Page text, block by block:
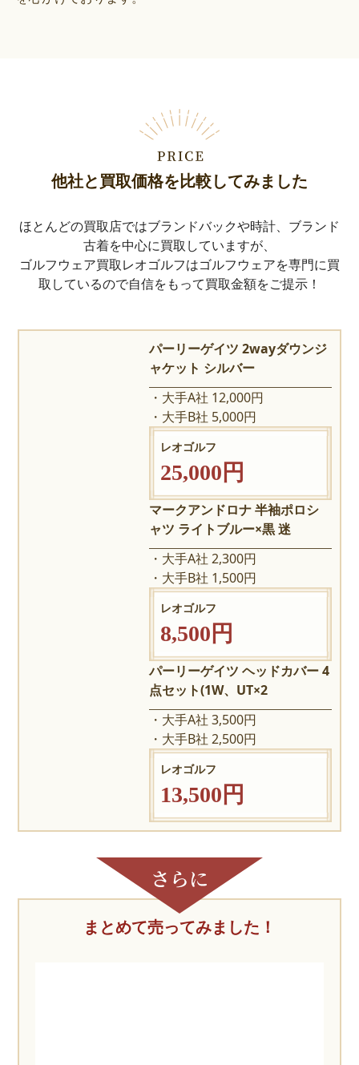
他社と買取価格を比較してみました
ほとんどの買取店ではブランドバックや時計、ブランド
古着を中心に買取していますが、
ゴルフウェア買取レオゴルフはゴルフウェアを専門に買
取しているので自信をもって買取金額をご提示！
パーリーゲイツ 2wayダウンジ
ャケット シルバー
大手A社 12,000円
大手B社 5,000円
レオゴルフ
25,000円
マークアンドロナ 半袖ポロシ
ャツ ライトブルー×黒 迷
大手A社 2,300円
大手B社 1,500円
レオゴルフ
8,500円
パーリーゲイツ ヘッドカバー 4
点セット(1W、UT×2
大手A社 3,500円
大手B社 2,500円
レオゴルフ
13,500円
まとめて売ってみました！